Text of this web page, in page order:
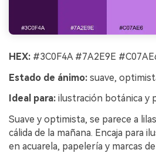
HEX: #3C0F4A #7A2E9E
Estado de ánimo: suave,
Ideal para: ilustración botánica y
Suave y optimista, se parece a
cálida de la mañana. Encaja para
en acuarela, papelería y marcas